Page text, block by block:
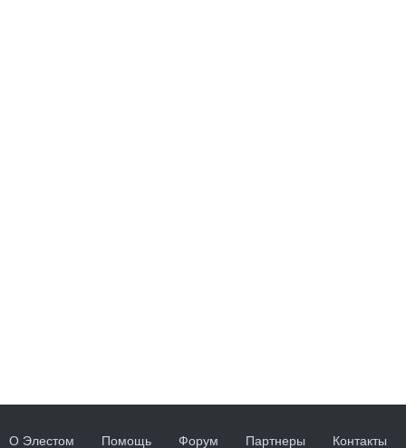
О Элестом Помощь Форум Партнеры Контакты